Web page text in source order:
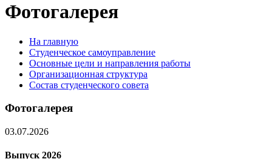
Фотогалерея
На главную
Студенческое самоуправление
Основные цели и направления работы
Организационная структура
Состав студенческого совета
Фотогалерея
03.07.2026
Выпуск 2026